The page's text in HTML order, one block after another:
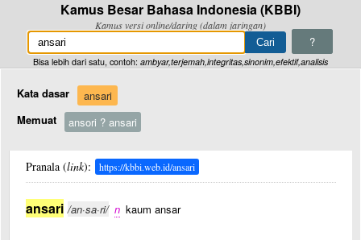
Kamus Besar Bahasa Indonesia (KBBI)
Kamus versi online/daring (dalam jaringan)
?
Bisa lebih dari satu, contoh: ambyar,terjemah,integritas,sinonim,efektif,analisis
Kata dasar
ansari
Memuat
ansori ? ansari
Pranala (link): https://kbbi.web.id/ansari
ansari /an·sa·ri/ n kaum ansar